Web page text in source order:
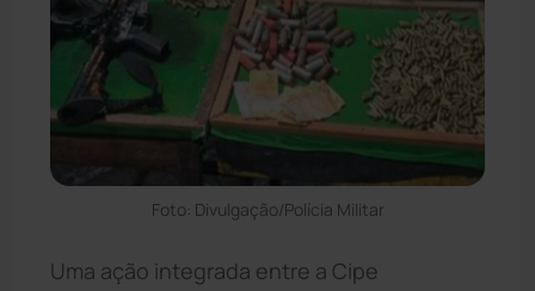
Foto: Divulgação/Polícia Militar
Uma ação integrada entre a Cipe